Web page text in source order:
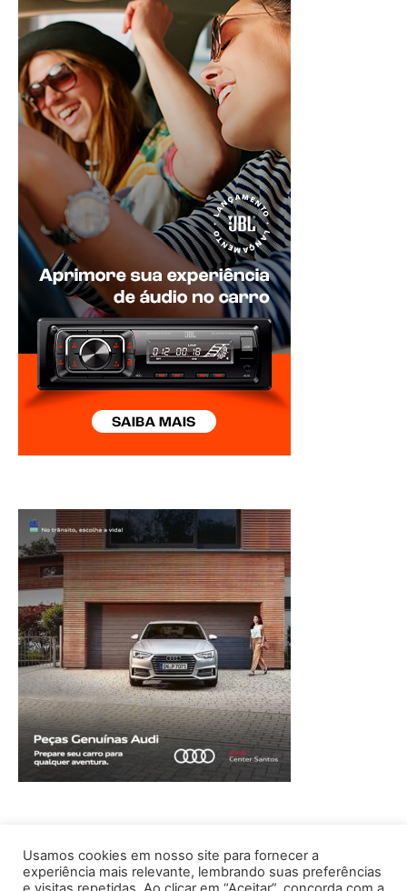
Usamos cookies em nosso site para fornecer a
experiência mais relevante, lembrando suas preferências